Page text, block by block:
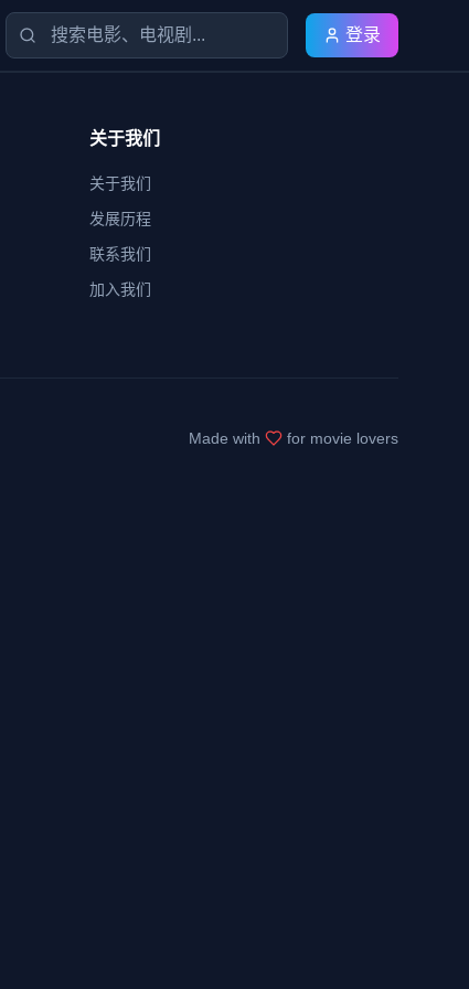
登录
关于我们
关于我们
发展历程
联系我们
加入我们
Made with for movie lovers